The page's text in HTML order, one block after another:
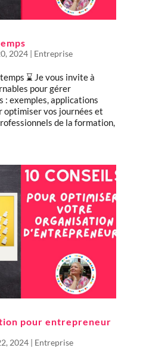
2024| Entreprise
⌛ Je vous invite à
pour gérer
exemples, applications
optimiser vos journées et
de la formation,
pour entrepreneur
2024| Entreprise